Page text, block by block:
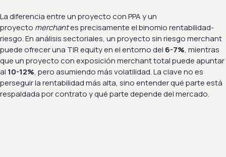
La diferencia entre un proyecto con PPA y un
proyecto merchantes precisamente el binomio rentabilidad-
riesgo. En análisis sectoriales, un proyecto sin riesgo merchant
puede ofrecer una TIR equity en el entorno del 6-7%, mientras
que un proyecto con exposición merchant total puede apuntar
al 10-12%, pero asumiendo más volatilidad. La clave no es
perseguir la rentabilidad más alta, sino entender qué parte está
respaldada por contrato y qué parte depende del mercado.